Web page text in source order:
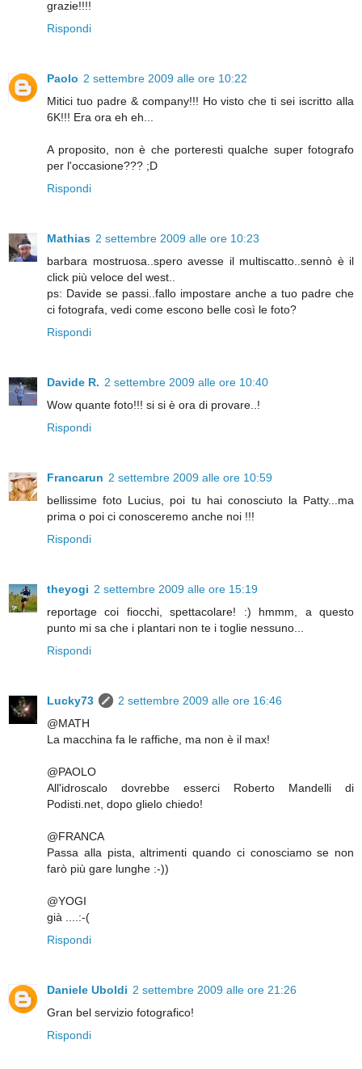
grazie!!!!
Rispondi
Paolo 2 settembre 2009 alle ore 10:22
Mitici tuo padre & company!!! Ho visto che ti sei iscritto alla
6K!!! Era ora eh eh...
A proposito, non è che porteresti qualche super fotografo
per l'occasione??? ;D
Rispondi
Mathias 2 settembre 2009 alle ore 10:23
barbara mostruosa..spero avesse il multiscatto..sennò è il
click più veloce del west..
ps: Davide se passi..fallo impostare anche a tuo padre che
ci fotografa, vedi come escono belle così le foto?
Rispondi
Davide R. 2 settembre 2009 alle ore 10:40
Wow quante foto!!! si si è ora di provare..!
Rispondi
Francarun 2 settembre 2009 alle ore 10:59
bellissime foto Lucius, poi tu hai conosciuto la Patty...ma
prima o poi ci conosceremo anche noi !!!
Rispondi
theyogi 2 settembre 2009 alle ore 15:19
reportage coi fiocchi, spettacolare! :) hmmm, a questo
punto mi sa che i plantari non te i toglie nessuno...
Rispondi
Lucky73
2 settembre 2009 alle ore 16:46
@MATH
La macchina fa le raffiche, ma non è il max!
@PAOLO
All'idroscalo dovrebbe esserci Roberto Mandelli di
Podisti.net, dopo glielo chiedo!
@FRANCA
Passa alla pista, altrimenti quando ci conosciamo se non
farò più gare lunghe :-))
@YOGI
già ....:-(
Rispondi
Daniele Uboldi 2 settembre 2009 alle ore 21:26
Gran bel servizio fotografico!
Rispondi